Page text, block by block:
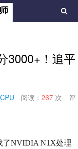
3000+！追平
CPU 阅读：267 次
评
了NVIDIA N1X处理